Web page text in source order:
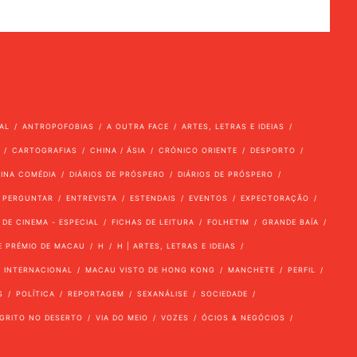
ANTROPOFOBIAS A OUTRA FACE ARTES, LETRAS E IDEIAS
CARTOGRAFIAS CHINA / ÁSIA CRÓNICO ORIENTE DESPORTO
COMÉDIA DIÁRIOS DE PRÓSPERO DIÁRIOS DE PRÓSPERO
ENTREVISTA ESTENDAIS EVENTOS EXPECTORAÇÃO
CINEMA - ESPECIAL FICHAS DE LEITURA FOLHETIM GRANDE BAÍA
PRÉMIO DE MACAU H H | ARTES, LETRAS E IDEIAS
INTERNACIONAL MACAU VISTO DE HONG KONG MANCHETE PERFIL
POLÍTICA REPORTAGEM SEXANÁLISE SOCIEDADE
NO DESERTO VIA DO MEIO VOZES ÓCIOS & NEGÓCIOS